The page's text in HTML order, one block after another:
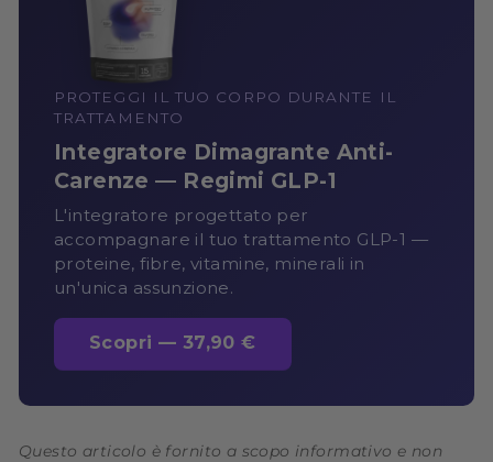
PROTEGGI IL TUO CORPO DURANTE IL
TRATTAMENTO
Integratore Dimagrante Anti-
Carenze — Regimi GLP-1
L'integratore progettato per
accompagnare il tuo trattamento GLP-1 —
proteine, fibre, vitamine, minerali in
un'unica assunzione.
Scopri — 37,90 €
Questo articolo è fornito a scopo informativo e non